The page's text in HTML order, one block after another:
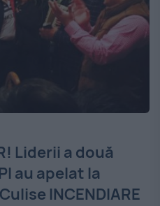
Liderii a două
au apelat la
INCENDIARE